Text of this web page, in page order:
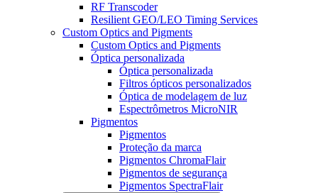
RF Transcoder
Resilient GEO/LEO Timing Services
Custom Optics and Pigments
Custom Optics and Pigments
Óptica personalizada
Óptica personalizada
Filtros ópticos personalizados
Óptica de modelagem de luz
Espectrômetros MicroNIR
Pigmentos
Pigmentos
Proteção da marca
Pigmentos ChromaFlair
Pigmentos de segurança
Pigmentos SpectraFlair